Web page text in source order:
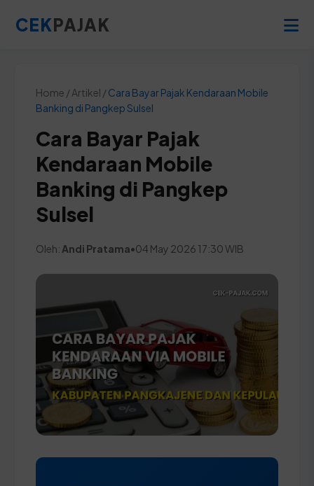
CEKPAJAK
Home / Artikel /Cara Bayar Pajak Kendaraan Mobile
Banking di Pangkep Sulsel
Cara Bayar Pajak
Kendaraan Mobile
Banking di Pangkep
Sulsel
Oleh: Andi Pratama•04 May 2026 17:30 WIB